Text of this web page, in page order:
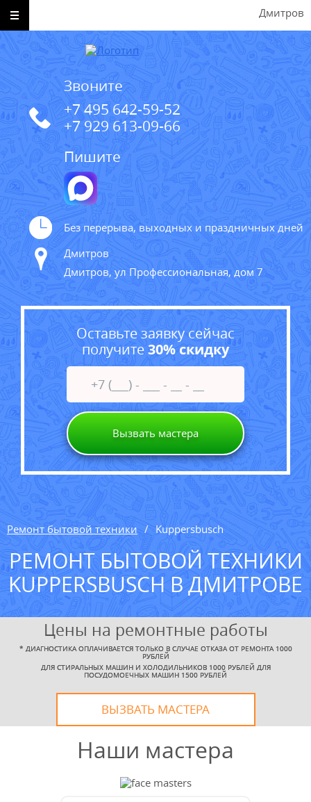
Дмитров
Звоните
+7 495 642-59-52
+7 929 613-09-66
Пишите
Без перерыва, выходных и праздничных дней
Дмитров
Дмитров, ул Профессиональная, дом 7
Оставьте заявку сейчас
получите30% скидку
Вызвать мастера
Ремонт бытовой техники Kuppersbusch
РЕМОНТ БЫТОВОЙ ТЕХНИКИ
KUPPERSBUSCH В ДМИТРОВЕ
УЗНАТЬ СТОИМОСТЬ
РЕМОНТА
Выезд и диагностика
БЕСПЛАТНО *
Цены на ремонтные работы
* ДИАГНОСТИКА ОПЛАЧИВАЕТСЯ ТОЛЬКО В СЛУЧАЕ ОТКАЗА ОТ РЕМОНТА 1000
РУБЛЕЙ
ДЛЯ СТИРАЛЬНЫХ МАШИН И ХОЛОДИЛЬНИКОВ 1000 РУБЛЕЙ ДЛЯ
ПОСУДОМОЕЧНЫХ МАШИН 1500 РУБЛЕЙ
ВЫЗВАТЬ МАСТЕРА
Наши мастера